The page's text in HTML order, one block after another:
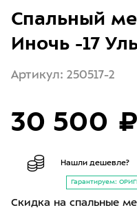
Спальный
Иночь -17
Артикул: 250517-2
30 500 ₽
Нашли дешевле?
Гарантируем:
Скидка на спальные